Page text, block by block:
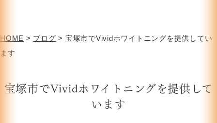
HOME > ブログ > 宝塚市でVividホワイトニングを提供してい
ます
宝塚市でVividホワイトニングを提供して
います